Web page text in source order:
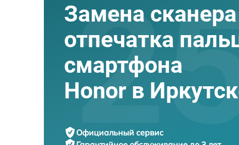
Замена сканера
отпечатка
смартфона
Honor в
Официальный сервис